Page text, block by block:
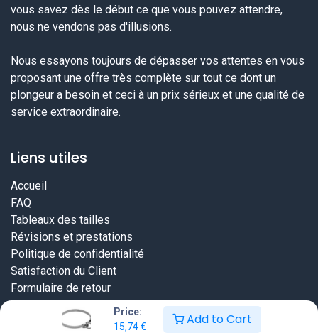
Price:
15,74€ Add to Cart
vous savez dès le début ce que vous pouvez attendre,
nous ne vendons pas d'illusions.
Nous essayons toujours de dépasser vos attentes en vous
proposant une offre très complète sur tout ce dont un
plongeur a besoin et ceci à un prix sérieux et une qualité de
service extraordinaire.
Liens utiles
Accueil
FAQ
Tableaux des tailles
Révisions et prestations
Politique de confidentialité
Satisfaction du Client
Formulaire de retour